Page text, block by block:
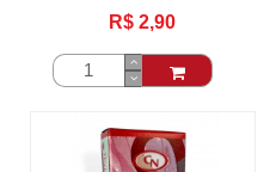
R$ 2,90